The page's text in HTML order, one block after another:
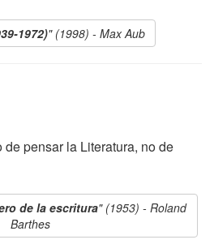
1972)" (1998) - Max Aub
pensar la Literatura, no de
de la escritura" (1953) - Roland
Barthes